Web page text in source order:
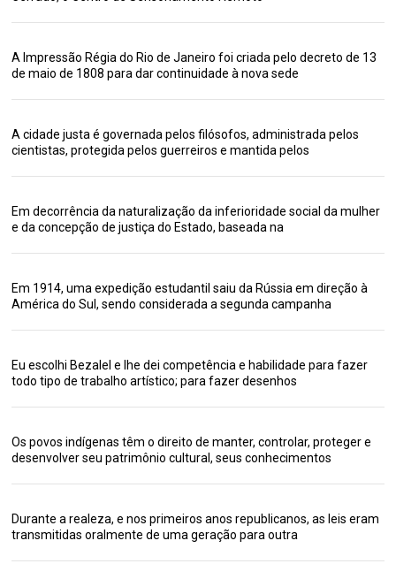
A Impressão Régia do Rio de Janeiro foi criada pelo decreto de 13
de maio de 1808 para dar continuidade à nova sede
A cidade justa é governada pelos filósofos, administrada pelos
cientistas, protegida pelos guerreiros e mantida pelos
Em decorrência da naturalização da inferioridade social da mulher
e da concepção de justiça do Estado, baseada na
Em 1914, uma expedição estudantil saiu da Rússia em direção à
América do Sul, sendo considerada a segunda campanha
Eu escolhi Bezalel e lhe dei competência e habilidade para fazer
todo tipo de trabalho artístico; para fazer desenhos
Os povos indígenas têm o direito de manter, controlar, proteger e
desenvolver seu patrimônio cultural, seus conhecimentos
Durante a realeza, e nos primeiros anos republicanos, as leis eram
transmitidas oralmente de uma geração para outra